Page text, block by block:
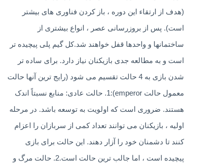
(هدف از ارتقاء این دوره ، باز کردن فناوری های بیشتر
است). پس از بروزرسانی عصر ، انواع بیشتری از
ساختمانها و واحدها قفل خواهند شد.کل گیم پلی پیچیده تر
است و به مطالعه جدی بازیکنان نیاز دارد. برای ساده تر
شدن بازی به 4 حالت تقسیم می شود (رایج ترین آنها حالت
معمول حالت emperor):1. حالت عادی: منابع نسبتاً اندک
هستند. ضروری است که اولویت به توسعه باشد. در مرحله
اولیه ، بازیکنان می توانند تعداد کمی از سربازان را اعزام
کنند تا دشمنان خود را آزار دهند. این حالت برای بازی
پیچیده است ، اما جالب ترین حالت است.2. حالت مرگ و